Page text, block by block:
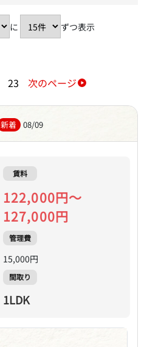
に ずつ表示
23 次のページ
新着 08/09
賃料
122,000円～
127,000円
管理費
15,000円
間取り
1LDK